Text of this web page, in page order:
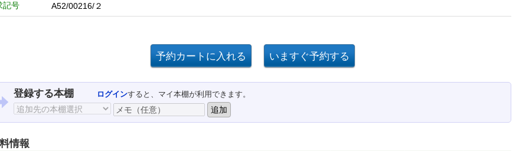
記号 A52/00216/２
登録する本棚 ログインすると、マイ本棚が利用できます。
情報